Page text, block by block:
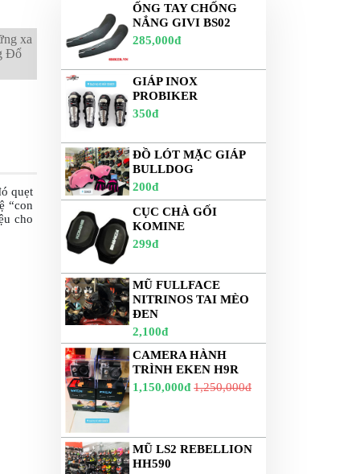
xa
Đổ
quẹt
“con
cho
ỐNG TAY CHỐNG
NẮNG GIVI BS02
285,000đ
GIÁP INOX
PROBIKER
350đ
ĐỒ LÓT MẶC GIÁP
BULLDOG
200đ
CỤC CHÀ GỐI
KOMINE
299đ
MŨ FULLFACE
NITRINOS TAI MÈO
ĐEN
2,100đ
CAMERA HÀNH
TRÌNH EKEN H9R
1,150,000đ 1,250,000đ
MŨ LS2 REBELLION
HH590